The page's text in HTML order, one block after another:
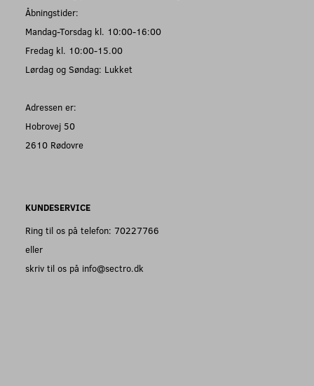
Åbningstider:
Mandag-Torsdag kl. 10:00-16:00
Fredag kl. 10:00-15.00
Lørdag og Søndag: Lukket
Adressen er:
Hobrovej 50
2610 Rødovre
KUNDESERVICE
Ring til os på telefon: 70227766
eller
skriv til os på info@sectro.dk